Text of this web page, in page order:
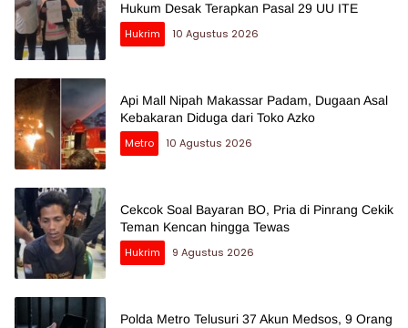
Hukum Desak Terapkan Pasal 29 UU ITE
Hukrim
10 Agustus 2026
Api Mall Nipah Makassar Padam, Dugaan Asal
Kebakaran Diduga dari Toko Azko
Metro
10 Agustus 2026
Cekcok Soal Bayaran BO, Pria di Pinrang Cekik
Teman Kencan hingga Tewas
Hukrim
9 Agustus 2026
Polda Metro Telusuri 37 Akun Medsos, 9 Orang